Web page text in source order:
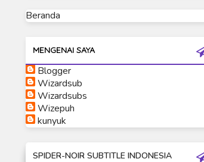
Ultraman Tiga
Ultraman X
Ultraman Z
Ultraman Zearth
Beranda
MENGENAI SAYA
Blogger
Wizardsub
Wizardsubs
Wizepuh
kunyuk
SPIDER-NOIR SUBTITLE INDONESIA